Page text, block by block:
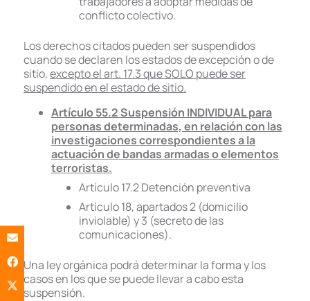
conflicto colectivo.
Los derechos citados pueden ser suspendidos
cuando se declaren los estados de excepción o de
sitio,excepto el art. 17.3 que SOLO puede ser
suspendido en el estado de sitio.
Artículo 55.2 Suspensión INDIVIDUAL para
personas determinadas, en relación con las
investigaciones correspondientes a la
actuación de bandas armadas o elementos
terroristas.
Artículo 17.2 Detención preventiva
Artículo 18, apartados 2 (domicilio
inviolable) y 3 (secreto de las
comunicaciones).
Una ley orgánica podrá determinar la forma y los
casos en los que se puede llevar a cabo esta
suspensión.